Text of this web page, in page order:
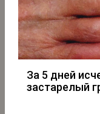
За 5 дней
застарелый